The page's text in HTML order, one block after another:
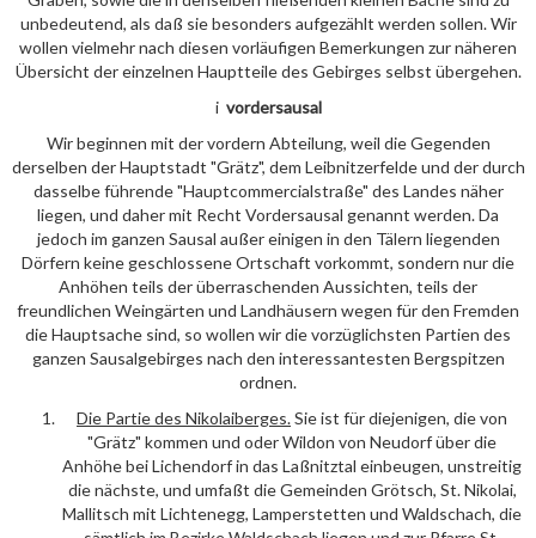
unbedeutend, als daß sie besonders aufgezählt werden sollen. Wir
wollen vielmehr nach diesen vorläufigen Bemerkungen zur näheren
Übersicht der einzelnen Hauptteile des Gebirges selbst übergehen.
i vordersausal
Wir beginnen mit der vordern Abteilung, weil die Gegenden
derselben der Hauptstadt "Grätz", dem Leibnitzerfelde und der durch
dasselbe führende "Hauptcommercialstraße" des Landes näher
liegen, und daher mit Recht Vordersausal genannt werden. Da
jedoch im ganzen Sausal außer einigen in den Tälern liegenden
Dörfern keine geschlossene Ortschaft vorkommt, sondern nur die
Anhöhen teils der überraschenden Aussichten, teils der
freundlichen Weingärten und Landhäusern wegen für den Fremden
die Hauptsache sind, so wollen wir die vorzüglichsten Partien des
ganzen Sausalgebirges nach den interessantesten Bergspitzen
ordnen.
Die Partie des Nikolaiberges.Sie ist für diejenigen, die von
"Grätz" kommen und oder Wildon von Neudorf über die
Anhöhe bei Lichendorf in das Laßnitztal einbeugen, unstreitig
die nächste, und umfaßt die Gemeinden Grötsch, St. Nikolai,
Mallitsch mit Lichtenegg, Lamperstetten und Waldschach, die